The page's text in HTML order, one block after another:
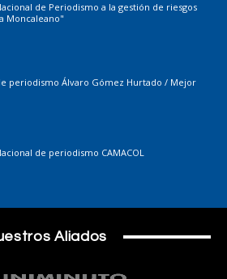
de Periodismo a la gestión de riesgos
Moncaleano"
periodismo Álvaro Gómez Hurtado / Mejor
de periodismo CAMACOL
Aliados